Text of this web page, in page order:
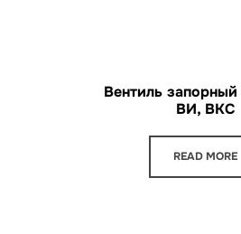
Вентиль запорный
ВИ, ВКС
READ MORE